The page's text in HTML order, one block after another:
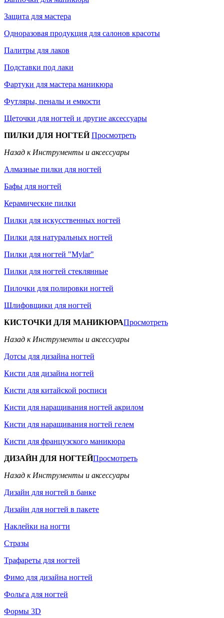
Защита для мастера
Одноразовая продукция для салонов красоты
Палитры для лаков
Подставки под лаки
Фартуки для мастера маникюра
Футляры, пеналы и емкости
Щеточки для ногтей и другие аксессуары
ПИЛКИ ДЛЯ НОГТЕЙПросмотреть
Назад к Инструменты и аксессуары
Алмазные пилки для ногтей
Бафы для ногтей
Керамические пилки
Пилки для искусственных ногтей
Пилки для натуральных ногтей
Пилки для ногтей "Mylar"
Пилки для ногтей стеклянные
Пилочки для полировки ногтей
Шлифовщики для ногтей
КИСТОЧКИ ДЛЯ МАНИКЮРАПросмотреть
Назад к Инструменты и аксессуары
Дотсы для дизайна ногтей
Кисти для дизайна ногтей
Кисти для китайской росписи
Кисти для наращивания ногтей акрилом
Кисти для наращивания ногтей гелем
Кисти для французского маникюра
ДИЗАЙН ДЛЯ НОГТЕЙПросмотреть
Назад к Инструменты и аксессуары
Дизайн для ногтей в банке
Дизайн для ногтей в пакете
Наклейки на ногти
Стразы
Трафареты для ногтей
Фимо для дизайна ногтей
Фольга для ногтей
Формы 3D